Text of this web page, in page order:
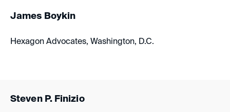
James Boykin
Hexagon Advocates, Washington, D.C.
Steven P. Finizio